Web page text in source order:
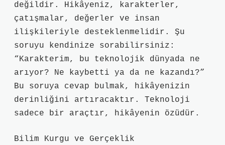
değildir. Hikâyeniz, karakterler,
çatışmalar, değerler ve insan
ilişkileriyle desteklenmelidir. Şu
soruyu kendinize sorabilirsiniz:
“Karakterim, bu teknolojik dünyada ne
arıyor? Ne kaybetti ya da ne kazandı?”
Bu soruya cevap bulmak, hikâyenizin
derinliğini artıracaktır. Teknoloji
sadece bir araçtır, hikâyenin özüdür.
Bilim Kurgu ve Gerçeklik